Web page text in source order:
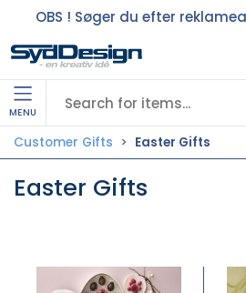
OBS ! Søger du efter
MENU
Customer Gifts Easter Gifts
Easter Gifts